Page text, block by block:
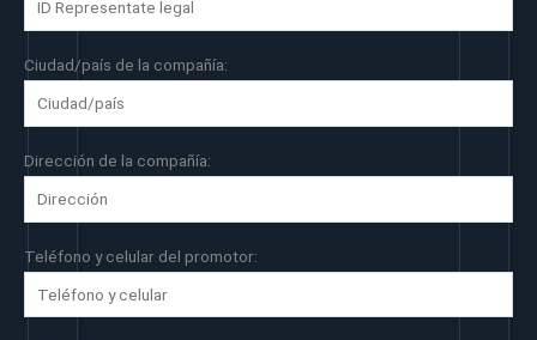
Ciudad/país de la compañía:
Dirección de la compañía:
Teléfono y celular del promotor: